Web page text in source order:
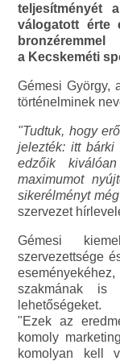
teljesítményét
válogatott érte
a Kecskeméti
Gémesi György,
történelminek
"Tudtuk, hogy
jelezték: itt bárki
edzőik
maximumot
sikerélményt
szervezet
Gémesi
szervezettsége
szakmának
lehetőségeket.
"Ezek az
komoly
komolyan kell